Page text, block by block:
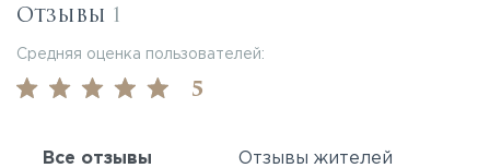
Отзывы 1
Средняя оценка пользователей:
5
Все отзывы Отзывы жителей